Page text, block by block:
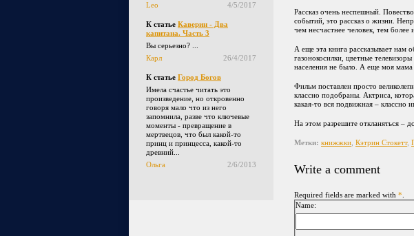
4/5/2017
Leo
К статье Каверин - Два
капитана. Часть 3
Вы серьезно? ...
26/4/2017
Карл
К статье Город Богов
Имела счастье читать это
произведение, но откровенно
говоря мало что из него
запомнила, разве что ключевые
моменты - превращение в
мертвецов, что был какой-то
принц и принцесса, какой-то
древний...
2/6/2013
Ольга
Рассказ очень неспешный.
событий, это рассказ о жизни.
чем несчастнее человек, тем более
А еще эта книга рассказывает нам
газонокосилки, цветные
населения не было. А еще моя мама
Фильм поставлен просто
классно подобраны. Актриса,
какая-то вся подвижная – классно
На этом разрешите откланяться –
Метки: книжжки Кэтрин Стокетт,
Write a comment
Required fields are marked with *
Name: